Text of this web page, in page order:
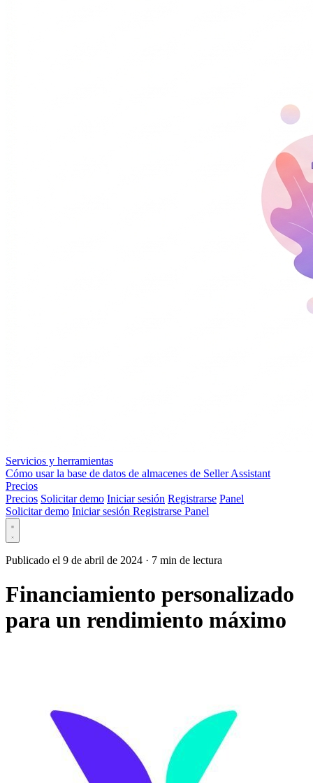
Servicios y herramientas
Cómo usar la base de datos de almacenes de Seller Assistant
Precios
Precios Solicitar demo Iniciar sesión Registrarse Panel
Solicitar demo Iniciar sesión Registrarse Panel
Publicado el 9 de abril de 2024 · 7 min de lectura
Financiamiento personalizado
para un rendimiento máximo